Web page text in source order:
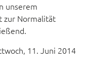
unserem
zur Normalität
11. Juni 2014